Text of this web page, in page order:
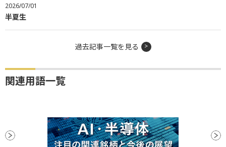
2026/07/01
半夏生
過去記事一覧を見る
関連用語一覧